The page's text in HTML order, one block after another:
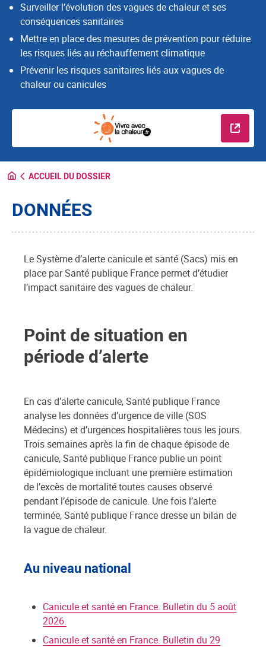
Surveiller l’évolution des vagues de chaleur et ses
conséquences sanitaires
Mettre en place des mesures de prévention pour réduire
les risques liés au réchauffement climatique
Prévenir les risques sanitaires liés aux vagues de
chaleur ou canicules
En
ACCUEIL DU DOSSIER
DONNÉES
Le Système d’alerte canicule et santé (Sacs) mis en
place par Santé publique France permet d’étudier
l’impact sanitaire des vagues de chaleur.
Point de situation en
période d’alerte
En cas d’alerte canicule, Santé publique France
analyse les données d’urgence de ville (SOS
Médecins) et d’urgences hospitalières tous les jours.
Trois semaines après la fin de chaque épisode de
canicule, Santé publique France publie un point
épidémiologique incluant une première estimation
de l’excès de mortalité toutes causes observé
pendant l’épisode de canicule. Une fois l’alerte
terminée, Santé publique France dresse un bilan de
la vague de chaleur.
Au niveau national
Canicule et santé en France. Bulletin du 5 août
2026.
Canicule et santé en France. Bulletin du 29